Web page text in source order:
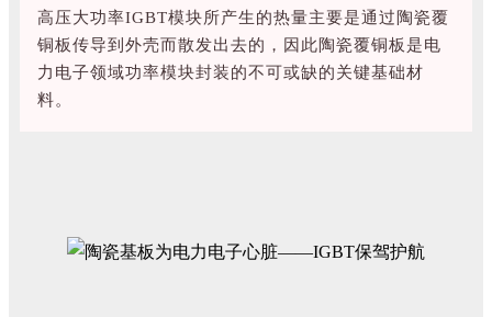
高压大功率IGBT模块所产生的热量主要是通过陶瓷覆
铜板传导到外壳而散发出去的，因此陶瓷覆铜板是电
力电子领域功率模块封装的不可或缺的关键基础材
料。